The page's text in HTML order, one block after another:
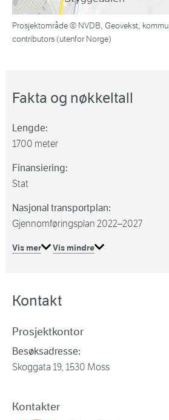
Prosjektområde © NVDB, Geovekst,
contributors (utenfor Norge)
Fakta og nøkkeltall
Lengde:
1700 meter
Finansiering:
Stat
Nasjonal transportplan:
Gjennomføringsplan 2022–2027
Vis mer Vis mindre
Kontakt
Prosjektkontor
Besøksadresse:
Skoggata 19, 1530 Moss
Kontakter